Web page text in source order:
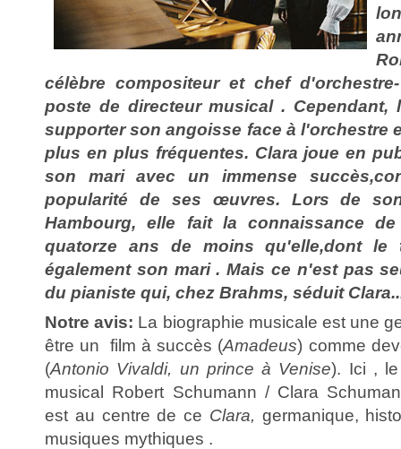
célèbre compositeur et chef
poste de directeur musical . Cependant,
supporter son angoisse face à l'orchestre
plus en plus fréquentes. Clara joue en
son mari avec un immense
popularité de ses œuvres. Lors de
Hambourg, elle fait la connaissance
quatorze ans de moins qu'elle,dont le
également son mari . Mais ce n'est pas
du pianiste qui, chez Brahms, séduit
Notre avis: La biographie musicale est une
être un film à succès (Amadeus) comme
(Antonio Vivaldi, un prince à Venise). Ici , le
musical Robert Schumann / Clara
est au centre de ce Clara, germanique,
musiques mythiques .